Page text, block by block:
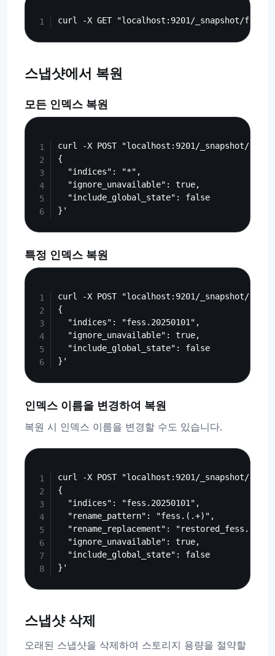
스냅샷에서 복원
모든 인덱스 복원
curl -X POST "localhost:9201/_snapshot/
{
  "indices": "*",
  "ignore_unavailable": true,
  "include_global_state": false
특정 인덱스 복원
curl -X POST "localhost:9201/_snapshot/
{
  "indices": "fess.20250101",
  "ignore_unavailable": true,
  "include_global_state": false
인덱스 이름을 변경하여 복원
복원 시 인덱스 이름을 변경할 수도 있습니다.
curl -X POST "localhost:9201/_snapshot/
{
  "indices": "fess.20250101",
  "rename_pattern": "fess.(.+)",
  "rename_replacement": "restored_fess.$1",
  "ignore_unavailable": true,
  "include_global_state": false
스냅샷 삭제
오래된 스냅샷을 삭제하여 스토리지 용량을 절약할